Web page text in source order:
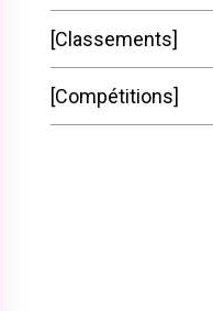
Classements
Compétitions